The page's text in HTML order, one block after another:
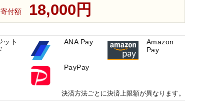
寄付額 18,000円
ット
ANA Pay
Amazon
Pay
PayPay
決済方法ごとに決済上限額が異なります。